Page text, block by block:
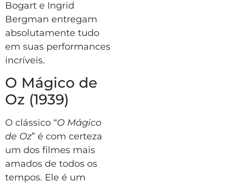
Bogart e Ingrid
Bergman entregam
absolutamente tudo
em suas performances
incríveis.
O Mágico de
Oz (1939)
O clássico “O Mágico
de Oz” é com certeza
um dos filmes mais
amados de todos os
tempos. Ele é um